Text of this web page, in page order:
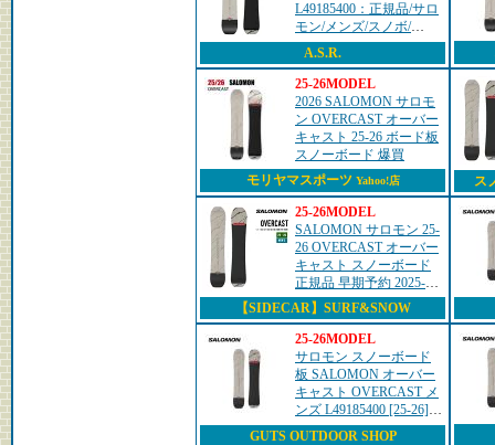
L49185400：正規品/サロ
モン/メンズ/スノボ/
板/snow
A.S.R.
25-26MODEL
2026 SALOMON サロモ
ン OVERCAST オーバー
キャスト 25-26 ボード板
スノーボード 爆買
モリヤマスポーツ Yahoo!店
ス
25-26MODEL
SALOMON サロモン 25-
26 OVERCAST オーバー
キャスト スノーボード
正規品 早期予約 2025-
2026 メンズ
【SIDECAR】SURF&SNOW
25-26MODEL
サロモン スノーボード
板 SALOMON オーバー
キャスト OVERCAST メ
ンズ L49185400 [25-26]
[2026]
GUTS OUTDOOR SHOP